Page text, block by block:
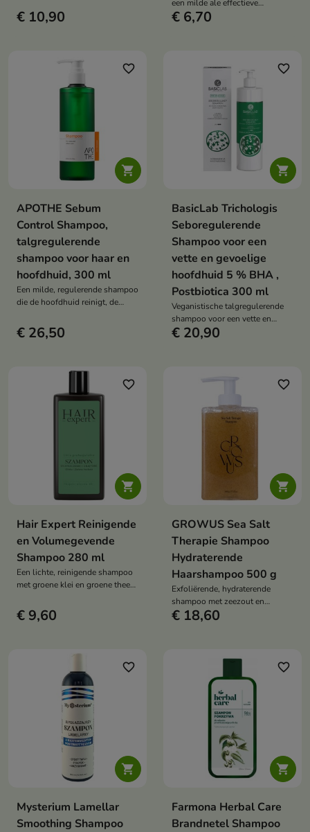
overtollig talg, dode huidcellen
en onzuiverheden verwijdert. Het
fris en vol vitaliteit aanvoelen.
€ 10,90
een milde ale effectieve
shampoo, speciaal ontwikkeld
ondersteunt het natuurlijke
microbioom van de huid dankzij
de prebiotische inuline.
€ 6,70

favorite_border
APOTHE Sebum
Control Shampoo,
talgregulerende
shampoo voor haar en
hoofdhuid, 300 ml
Een milde, regulerende shampoo
die de hoofdhuid reinigt, de
vermindert en het haar langer fris
houdt.
€ 26,50

favorite_border
BasicLab Trichologis
Seboregulerende
Shampoo voor een
vette en gevoelige
hoofdhuid 5 % BHA ,
Postbiotica 300 ml
Veganistische talgregulerende
shampoo voor een vette en
gevoelige hoofdhuid die de
€ 20,90

favorite_border
Hair Expert Reinigende
en Volumegevende
Shampoo 280 ml
Een lichte, reinigende shampoo
met groene klei en groene thee
volume aan het haar geeft en het
haar langdurig licht houdt
€ 9,60

favorite_border
GROWUS Sea Salt
Therapie Shampoo
Hydraterende
Haarshampoo 500 g
Exfoliërende, hydraterende
shampoo met zeezout en
algenextracten die de
€ 18,60

favorite_border
Mysterium Lamellar
Smoothing Shampoo

favorite_border
Farmona Herbal Care
Brandnetel Shampoo